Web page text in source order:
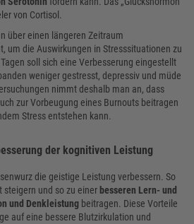
von Cortisol.
über einen längeren Zeitraum
um die Auswirkungen in Stresssituationen zu
soll sich eine Verbesserung eingestellt
weniger gestresst, depressiv und müde
nimmt deshalb man an, dass
zur Vorbeugung eines Burnouts beitragen
Stress entstehen kann.
der kognitiven Leistung
die geistige Leistung verbessern. So
steigern und so zu einer besseren Lern- und
und Denkleistung beitragen. Diese Vorteile
auf eine bessere Blutzirkulation und